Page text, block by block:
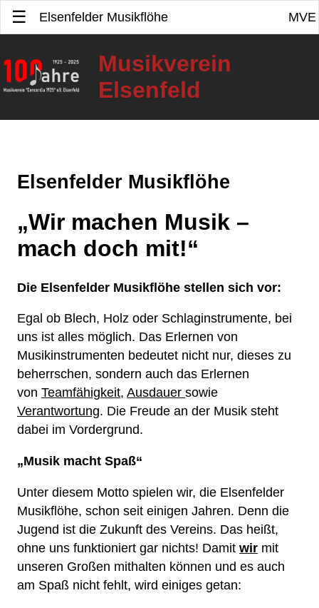
☰ Elsenfelder Musikflöhe MVE
NEWS
TERMINE
BILDER
VEREIN
VEREINSGESCHICHTE
VORSTANDSCHAFT
ELSENFELDER MUSIKFLÖHE
KONTAKT
Musikverein
Elsenfeld
Elsenfelder Musikflöhe
„Wir machen Musik –
mach doch mit!“
Die Elsenfelder Musikflöhe stellen sich vor:
Egal ob Blech, Holz oder Schlaginstrumente, bei
uns ist alles möglich. Das Erlernen von
Musikinstrumenten bedeutet nicht nur, dieses zu
beherrschen, sondern auch das Erlernen
von Teamfähigkeit, Ausdauer sowie
Verantwortung. Die Freude an der Musik steht
dabei im Vordergrund.
„Musik macht Spaß“
Unter diesem Motto spielen wir, die Elsenfelder
Musikflöhe, schon seit einigen Jahren. Denn die
Jugend ist die Zukunft des Vereins. Das heißt,
ohne uns funktioniert gar nichts! Damit wir mit
unseren Großen mithalten können und es auch
am Spaß nicht fehlt, wird einiges getan: